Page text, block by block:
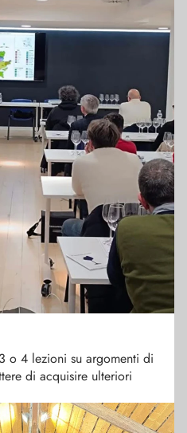
o 4 lezioni su argomenti di
di acquisire ulteriori